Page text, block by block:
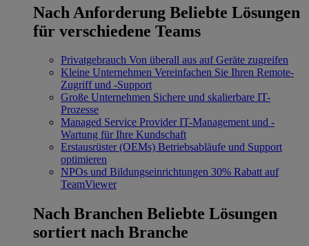
Nach Anforderung Beliebte Lösungen
für verschiedene Teams
Privatgebrauch Von überall aus auf Geräte zugreifen
Kleine Unternehmen Vereinfachen Sie Ihren Remote-
Zugriff und -Support
Große Unternehmen Sichere und skalierbare IT-
Prozesse
Managed Service Provider IT-Management und -
Wartung für Ihre Kundschaft
Erstausrüster (OEMs) Betriebsabläufe und Support
optimieren
NPOs und Bildungseinrichtungen 30% Rabatt auf
TeamViewer
Nach Branchen Beliebte Lösungen
sortiert nach Branche